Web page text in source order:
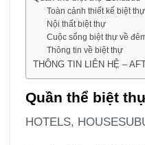
Toàn cảnh thiết kế biệt thự
Nội thất biệt thự
Cuộc sống biệt thự về
Thông tin về biệt thự
THÔNG TIN LIÊN HỆ –
Quần thể biệt
HOTELS,